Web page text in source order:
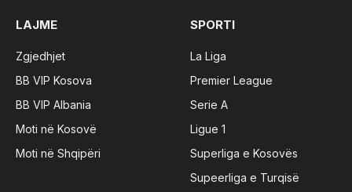
LAJME
Zgjedhjet
BB VIP Kosova
BB VIP Albania
Moti në Kosovë
Moti në Shqipëri
SPORTI
La Liga
Premier League
Serie A
Ligue 1
Superliga e Kosovës
Supeerliga e Turqisë